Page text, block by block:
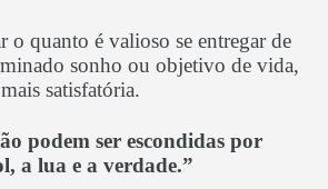
o quanto é valioso se entregar de
sonho ou objetivo de vida,
satisfatória.
podem ser escondidas por
a lua e a verdade.”